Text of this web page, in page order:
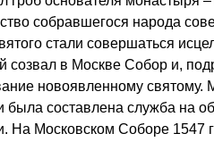
собравшегося народа
стали совершаться
созвал в Москве Собор и,
новоявленному
была составлена служба на
На Московском Соборе